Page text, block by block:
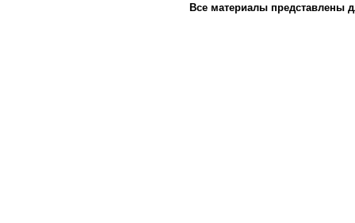
Все материалы представлены